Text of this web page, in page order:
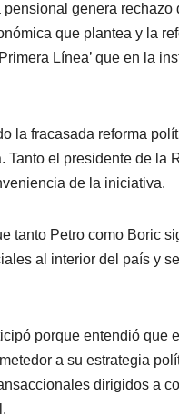
pensional genera
que plantea y la
Línea’ que en la
la fracasada reforma
Tanto el presidente de
de la iniciativa.
tanto Petro como Boric
al interior del país y
porque entendió que
a su estrategia
dirigidos a